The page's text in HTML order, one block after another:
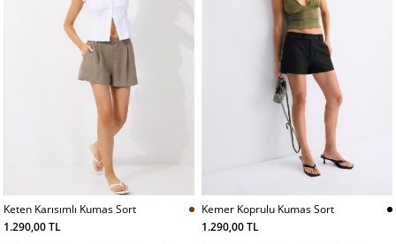
Keten Karısımlı Kumas Sort
1.290,00 TL
Kemer Koprulu Kumas Sort
1.290,00 TL